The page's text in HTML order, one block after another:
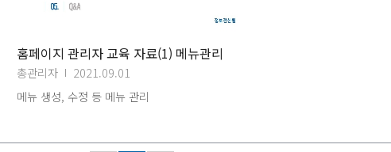
홈페이지 관리자 교육 자료(1) 메뉴관리
총관리자
2021.09.01
메뉴 생성, 수정 등 메뉴 관리